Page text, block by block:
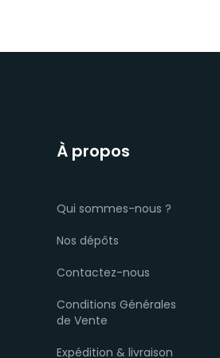
À propos
Qui sommes-nous ?
Nos dépôts
Contactez-nous
Conditions Générales
de Vente
Expédition & livraison